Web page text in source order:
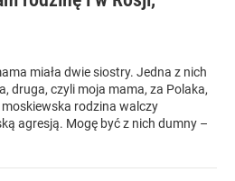
miała dwie siostry. Jedna z nich
druga, czyli moja mama, za Polaka,
rodzina walczy
agresją. Mogę być z nich dumny –